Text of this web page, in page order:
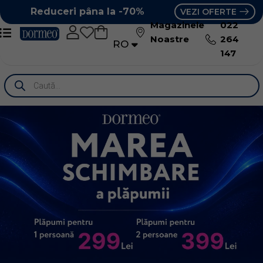
Reduceri pâna la -70% VEZI OFERTE
RO
RU
Magazinele
Noastre
022
264
147